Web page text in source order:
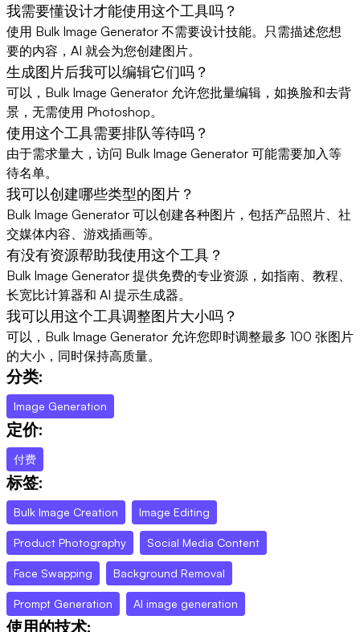
我需要懂设计才能使用这个工具吗？
使用 Bulk Image Generator 不需要设计技能。只需描述您想
要的内容，AI 就会为您创建图片。
生成图片后我可以编辑它们吗？
可以，Bulk Image Generator 允许您批量编辑，如换脸和去背
景，无需使用 Photoshop。
使用这个工具需要排队等待吗？
由于需求量大，访问 Bulk Image Generator 可能需要加入等
待名单。
我可以创建哪些类型的图片？
Bulk Image Generator 可以创建各种图片，包括产品照片、社
交媒体内容、游戏插画等。
有没有资源帮助我使用这个工具？
Bulk Image Generator 提供免费的专业资源，如指南、教程、
长宽比计算器和 AI 提示生成器。
我可以用这个工具调整图片大小吗？
可以，Bulk Image Generator 允许您即时调整最多 100 张图片
的大小，同时保持高质量。
分类:
Image Generation
定价:
付费
标签:
Bulk Image Creation Image Editing
Product Photography Social Media Content
Face Swapping Background Removal
Prompt Generation AI image generation
使用的技术: